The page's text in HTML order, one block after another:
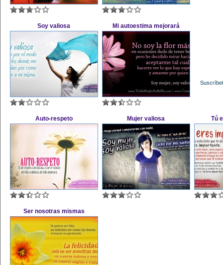
Soy valiosa Mi autoestima mejorará
Auto-respeto Mujer valiosa Tú
Ser nosotras mismas